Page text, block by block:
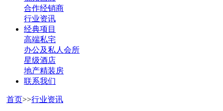
合作经销商
行业资讯
经典项目
高端私宅
办公及私人会所
星级酒店
地产精装房
联系我们
首页>>行业资讯